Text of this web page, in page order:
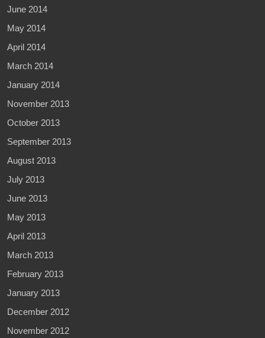
June 2014
May 2014
April 2014
March 2014
January 2014
November 2013
October 2013
September 2013
August 2013
July 2013
June 2013
May 2013
April 2013
March 2013
February 2013
January 2013
December 2012
November 2012